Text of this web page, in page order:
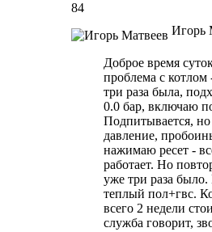
84
Игорь
Доброе время
проблема с котлом
три раза была,
0.0 бар, включаю
Подпитывается, но
давление,
нажимаю ресет -
работает. Но
уже три раза
теплый пол+гвс.
всего 2 недели
служба говорит,